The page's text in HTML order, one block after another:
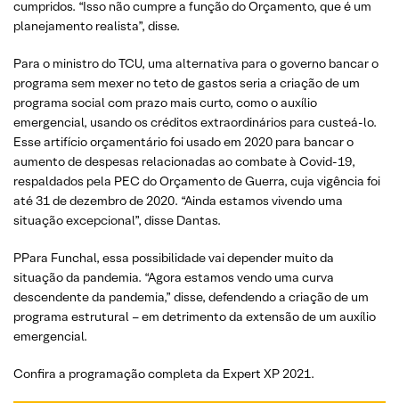
cumpridos. “Isso não cumpre a função do Orçamento, que é um
planejamento realista”, disse.
Para o ministro do TCU, uma alternativa para o governo bancar o
programa sem mexer no teto de gastos seria a criação de um
programa social com prazo mais curto, como o auxílio
emergencial, usando os créditos extraordinários para custeá-lo.
Esse artifício orçamentário foi usado em 2020 para bancar o
aumento de despesas relacionadas ao combate à Covid-19,
respaldados pela PEC do Orçamento de Guerra, cuja vigência foi
até 31 de dezembro de 2020. “Ainda estamos vivendo uma
situação excepcional”, disse Dantas.
PPara Funchal, essa possibilidade vai depender muito da
situação da pandemia. “Agora estamos vendo uma curva
descendente da pandemia,” disse, defendendo a criação de um
programa estrutural – em detrimento da extensão de um auxílio
emergencial.
Confira a programação completa da Expert XP 2021.